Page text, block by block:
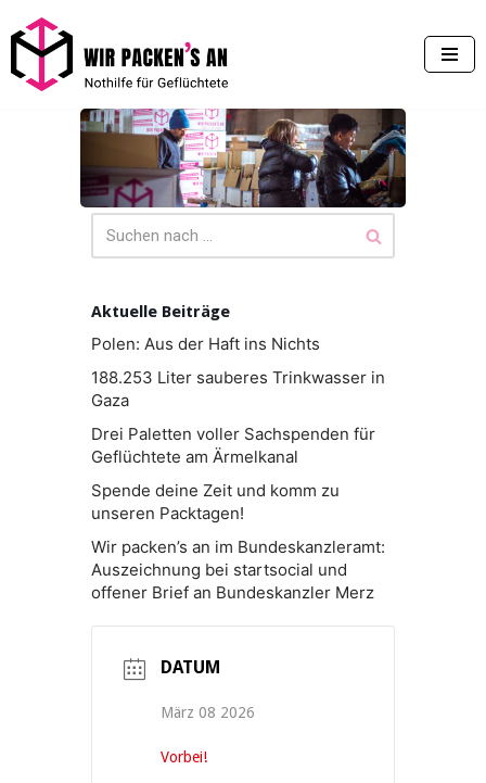
Zum
Inhalt
Aktuelle Beiträge
Polen: Aus der Haft ins Nichts
188.253 Liter sauberes Trinkwasser in
Gaza
Drei Paletten voller Sachspenden für
Geflüchtete am Ärmelkanal
Spende deine Zeit und komm zu
unseren Packtagen!
Wir packen’s an im Bundeskanzleramt:
Auszeichnung bei startsocial und
offener Brief an Bundeskanzler Merz
DATUM
März 08 2026
Vorbei!